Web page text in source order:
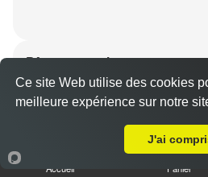
Pâtes au poulet
Dès9.90 €
Sauce fromage au choix
Accueil Panier
Ce site Web utilise des cookies
meilleure expérience sur notre
J'ai